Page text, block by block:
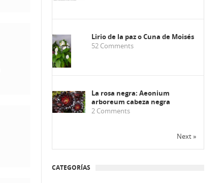
Lirio de la paz o Cuna de Moisés
52 Comments
La rosa negra: Aeonium
arboreum cabeza negra
2 Comments
Next »
CATEGORÍAS